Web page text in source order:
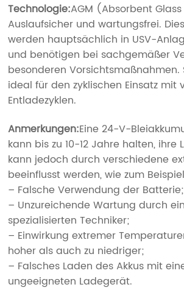
Technologie:AGM (Absorbent
Auslaufsicher und wartungsfrei.
werden hauptsächlich in USV-
und benötigen bei sachgemäßer
besonderen Vorsichtsmaßnahmen.
ideal für den zyklischen Einsatz mit
Entladezyklen.
Anmerkungen:Eine 24-V-
kann bis zu 10-12 Jahre halten, ihre
kann jedoch durch verschiedene
beeinflusst werden, wie zum
– Falsche Verwendung der Batterie;
– Unzureichende Wartung durch
spezialisierten Techniker;
– Einwirkung extremer
hoher als auch zu niedriger;
– Falsches Laden des Akkus mit
ungeeigneten Ladegerät.